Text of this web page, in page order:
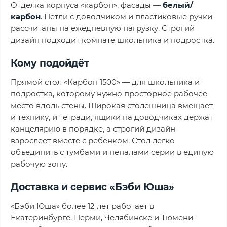
Отделка корпуса «карбон», фасады — белый/
карбон. Петли с доводчиком и пластиковые ручки
рассчитаны на ежедневную нагрузку. Строгий
дизайн подходит комнате школьника и подростка.
Кому подойдёт
Прямой стол «Карбон 1500» — для школьника и
подростка, которому нужно просторное рабочее
место вдоль стены. Широкая столешница вмещает
и технику, и тетради, ящики на доводчиках держат
канцелярию в порядке, а строгий дизайн
взрослеет вместе с ребёнком. Стол легко
объединить с тумбами и пеналами серии в единую
рабочую зону.
Доставка и сервис «Бэби Юша»
«Бэби Юша» более 12 лет работает в
Екатеринбурге, Перми, Челябинске и Тюмени —